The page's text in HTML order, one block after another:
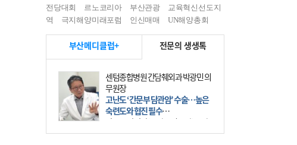
전당대회
르노코리아 부산관광
교육혁신선도지
역
극지해양미래포럼 인신매매 UN해양총회
부산메디클럽+ 전문의 생생톡
센텀종합병원 간담췌외과 박광민 의
무원장
고난도 ‘간문부 담관암’ 수술…높은
숙련도와 협진 필수
간문부 담관암(클라츠킨 종양)은 좌
우 간에서 나오는, 담관(담즙 배출 경